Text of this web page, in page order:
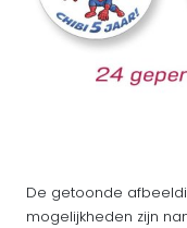
De getoonde
mogelijkheden zijn